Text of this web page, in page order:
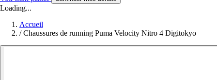
Loading...
Accueil
/ Chaussures de running Puma Velocity Nitro 4 Digitokyo